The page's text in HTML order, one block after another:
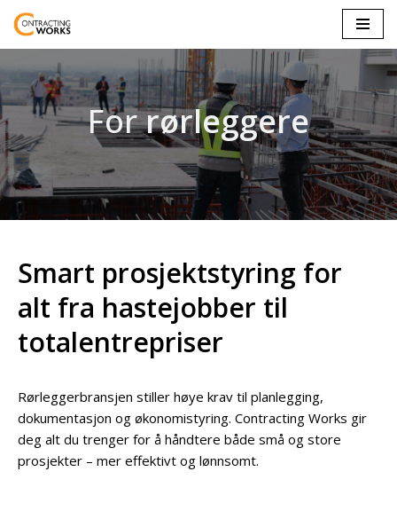
Skip
to
content
Forrørleggere
Smart prosjektstyring for
alt fra hastejobber til
totalentrepriser
Rørleggerbransjen stiller høye krav til planlegging,
dokumentasjon og økonomistyring. Contracting Works gir
deg alt du trenger for å håndtere både små og store
prosjekter – mer effektivt og lønnsomt.